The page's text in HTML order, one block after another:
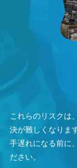
これらのリスクは
決が難しくなりま
手遅れになる前に
ださい。